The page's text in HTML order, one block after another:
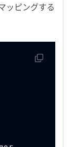
ッピングする